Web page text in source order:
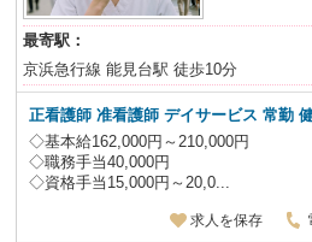
最寄駅：
京浜急行線 能見台駅 徒歩10分
正看護師 准看護師 デイサービス 常勤
◇基本給162,000円～210,000円
◇職務手当40,000円
◇資格手当15,000円～20,0...
求人を保存